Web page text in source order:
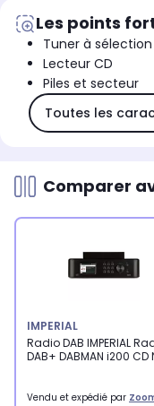
Les points
Tuner à
Lecteur CD
Piles et secteur
Toutes les
Comparer
IMPERIAL
Radio DAB IMPERIAL
DAB+ DABMAN i200 CD
Vendu et expédié par